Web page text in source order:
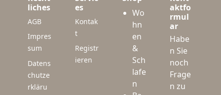
liches
AGB
Impres
sum
Datens
chutze
rkläru
es
Kontak
t
Registr
ieren
Wo
hn
en
&
Sch
lafe
n
aktfo
rmul
ar
Habe
n Sie
noch
Frage
n zu